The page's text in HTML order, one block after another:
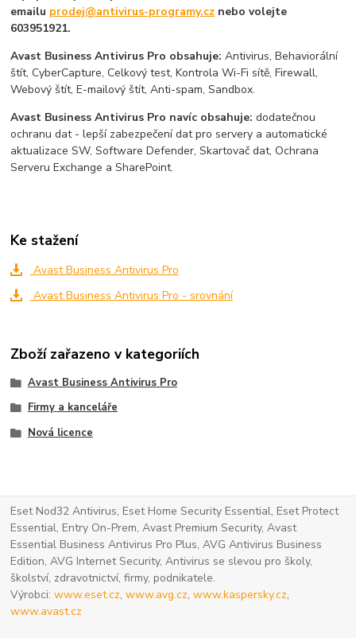
emailu prodej@antivirus-programy.cz nebo volejte
603951921.
Avast Business Antivirus Pro obsahuje: Antivirus, Behaviorální
štít, CyberCapture, Celkový test, Kontrola Wi-Fi sítě, Firewall,
Webový štít, E-mailový štít, Anti-spam, Sandbox.
Avast Business Antivirus Pro navíc obsahuje: dodatečnou
ochranu dat - lepší zabezpečení dat pro servery a automatické
aktualizace SW, Software Defender, Skartovač dat, Ochrana
Serveru Exchange a SharePoint.
Ke stažení
Avast Business Antivirus Pro
Avast Business Antivirus Pro - srovnání
Zboží zařazeno v kategoriích
Avast Business Antivirus Pro
Firmy a kanceláře
Nová licence
Eset Nod32 Antivirus, Eset Home Security Essential, Eset Protect
Essential, Entry On-Prem, Avast Premium Security, Avast
Essential Business Antivirus Pro Plus, AVG Antivirus Business
Edition, AVG Internet Security, Antivirus se slevou pro školy,
školství, zdravotnictví, firmy, podnikatele.
Výrobci:www.eset.cz,www.avg.cz,www.kaspersky.cz,
www.avast.cz